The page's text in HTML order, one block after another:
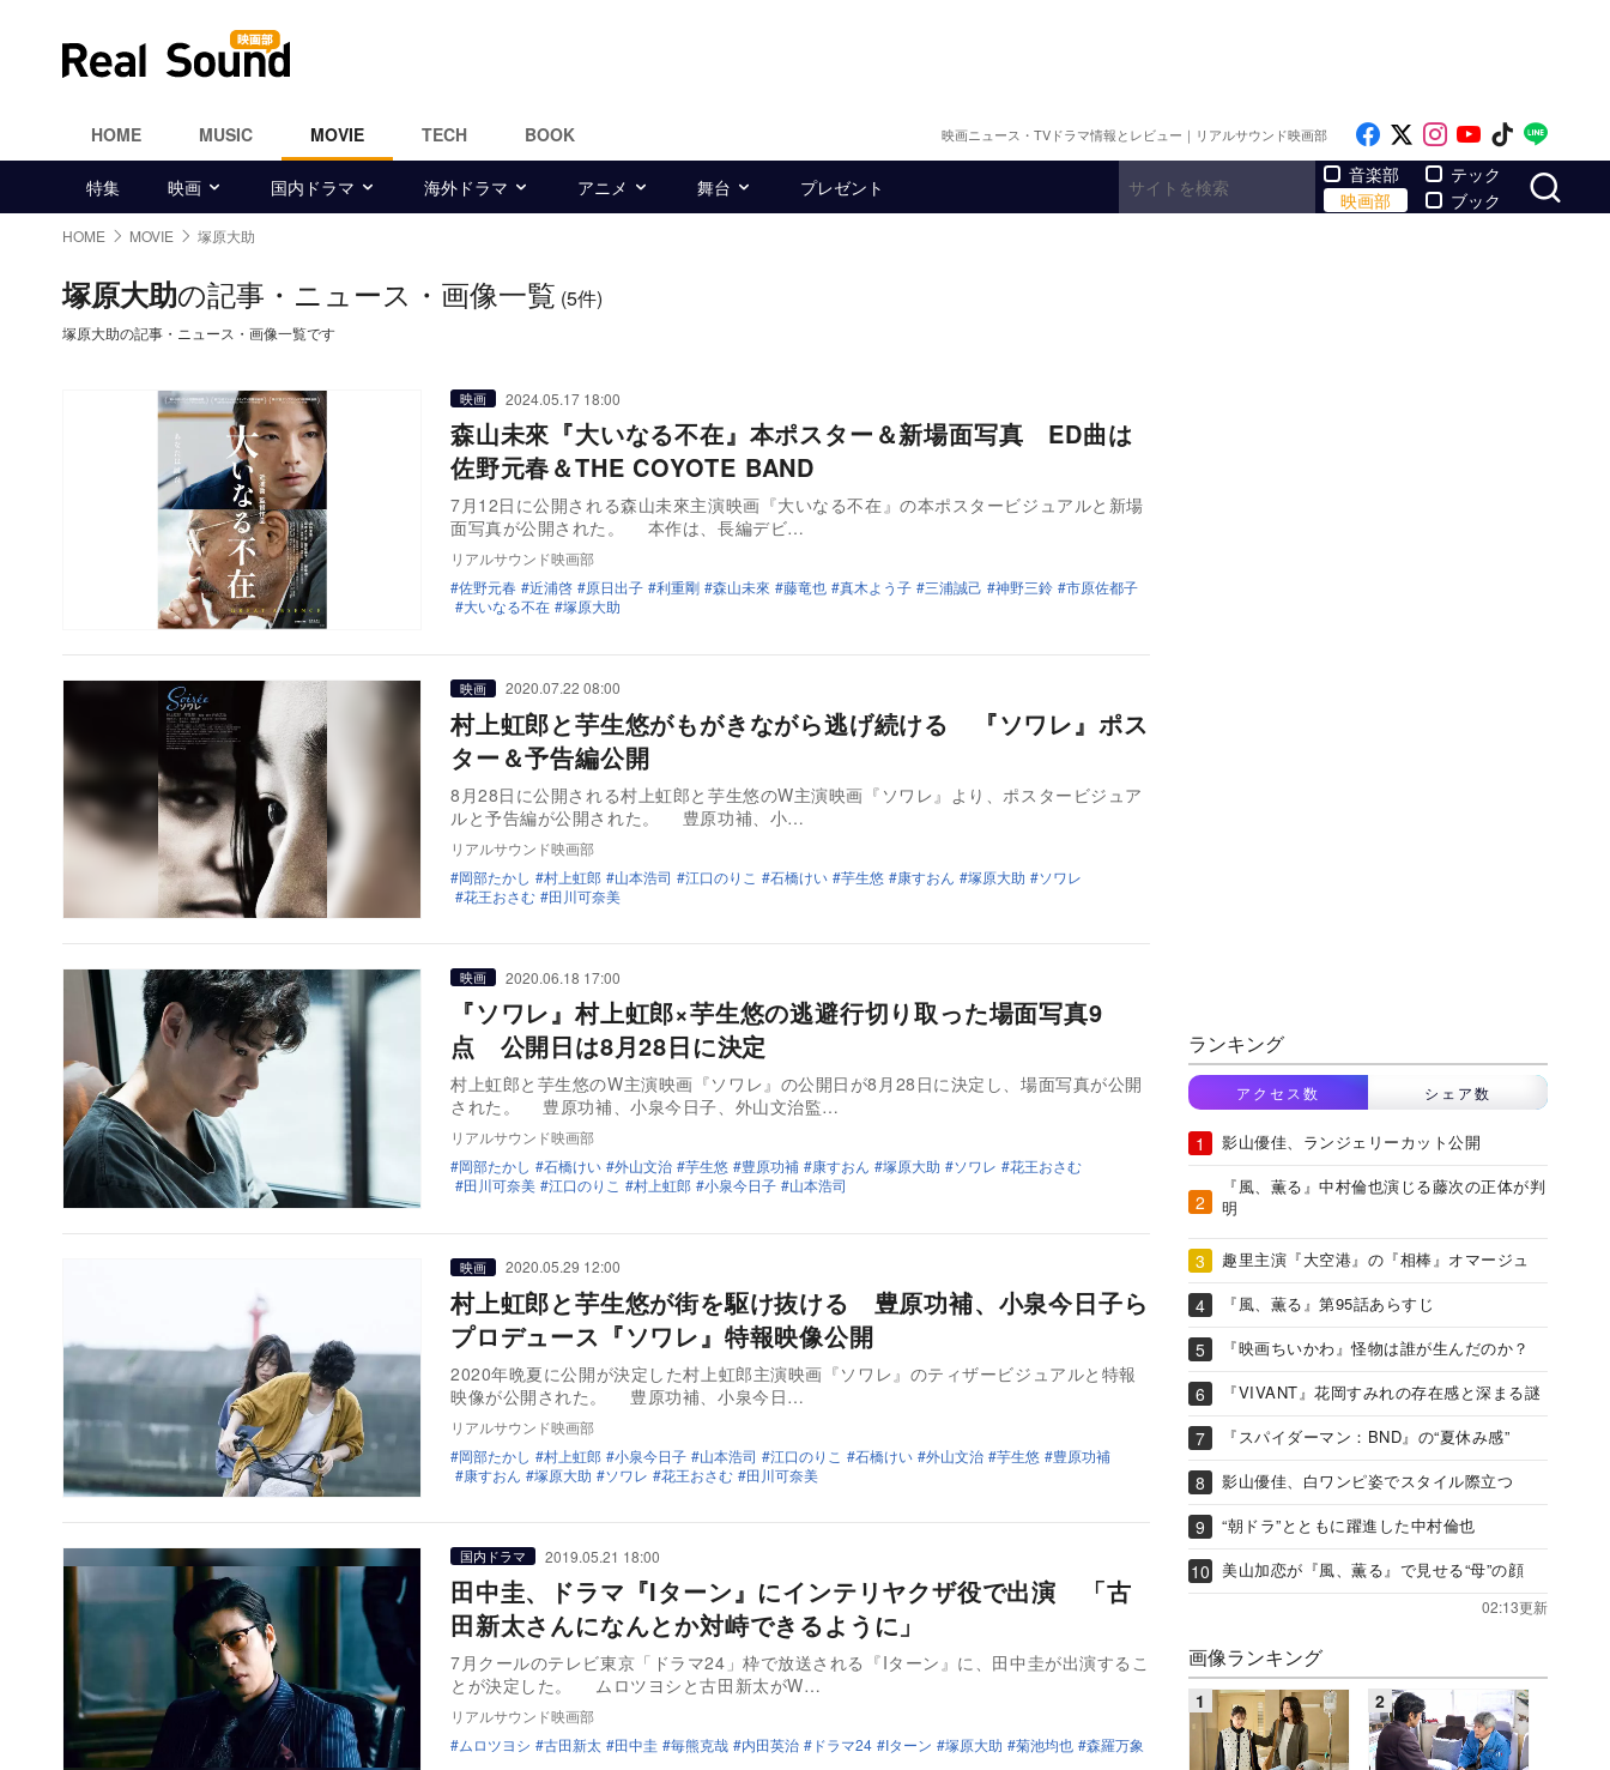
HOME MUSIC MOVIE TECH BOOK 映画ニュース・TVドラマ情報とレビュー｜リアルサウンド映画部 Like on Facebook
Follow on x
Follow on
Follow on
Follow
特集 映画 国内ドラマ 海外ドラマ アニメ 舞台 プレゼント
音楽部
映画部
テック
ブック
HOME MOVIE 塚原大助
塚原大助の記事・ニュース・画像一覧 (5件)
塚原大助の記事・ニュース・画像一覧です
映画 2024.05.17 18:00
森山未來『大いなる不在』本ポスター＆新場面写真 ED曲は
佐野元春＆THE COYOTE BAND
7月12日に公開される森山未來主演映画『大いなる不在』の本ポスタービジュアルと新場
面写真が公開された。 本作は、長編デビ…
リアルサウンド映画部
佐野元春
近浦啓 原日出子 利重剛 森山未來 藤竜也 真木よう子 三浦誠己 神野三鈴
市原佐都子
大いなる不在
塚原大助
映画 2020.07.22 08:00
村上虹郎と芋生悠がもがきながら逃げ続ける 『ソワレ』ポス
ター＆予告編公開
8月28日に公開される村上虹郎と芋生悠のW主演映画『ソワレ』より、ポスタービジュア
ルと予告編が公開された。 豊原功補、小…
リアルサウンド映画部
岡部たかし
村上虹郎 山本浩司 江口のりこ 石橋けい 芋生悠 康すおん 塚原大助
ソワレ
花王おさむ
田川可奈美
映画 2020.06.18 17:00
『ソワレ』村上虹郎×芋生悠の逃避行切り取った場面写真9
点 公開日は8月28日に決定
村上虹郎と芋生悠のW主演映画『ソワレ』の公開日が8月28日に決定し、場面写真が公開
された。 豊原功補、小泉今日子、外山文治監…
リアルサウンド映画部
岡部たかし
石橋けい 外山文治 芋生悠 豊原功補 康すおん 塚原大助 ソワレ
花王おさむ
田川可奈美
江口のりこ 村上虹郎 小泉今日子 山本浩司
映画 2020.05.29 12:00
村上虹郎と芋生悠が街を駆け抜ける 豊原功補、小泉今日子ら
プロデュース『ソワレ』特報映像公開
2020年晩夏に公開が決定した村上虹郎主演映画『ソワレ』のティザービジュアルと特報
映像が公開された。 豊原功補、小泉今日…
リアルサウンド映画部
岡部たかし
村上虹郎 小泉今日子 山本浩司 江口のりこ 石橋けい 外山文治 芋生悠
豊原功補
康すおん
塚原大助 ソワレ 花王おさむ 田川可奈美
国内ドラマ 2019.05.21 18:00
田中圭、ドラマ『Iターン』にインテリヤクザ役で出演 「古
田新太さんになんとか対峙できるように」
7月クールのテレビ東京「ドラマ24」枠で放送される『Iターン』に、田中圭が出演するこ
とが決定した。 ムロツヨシと古田新太がW…
リアルサウンド映画部
ムロツヨシ
古田新太 田中圭 毎熊克哉 内田英治 ドラマ24 Iターン 塚原大助 菊池均也 森羅万象
ランキング
アクセス数 シェア数
影山優佳、ランジェリーカット公開
『風、薫る』中村倫也演じる藤次の正体が判
明
趣里主演『大空港』の『相棒』オマージュ
『風、薫る』第95話あらすじ
『映画ちいかわ』怪物は誰が生んだのか？
『VIVANT』花岡すみれの存在感と深まる謎
『スパイダーマン：BND』の“夏休み感”
影山優佳、白ワンピ姿でスタイル際立つ
“朝ドラ”とともに躍進した中村倫也
美山加恋が『風、薫る』で見せる“母”の顔
02:13更新
画像ランキング